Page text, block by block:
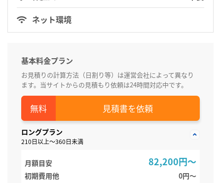
ネット環境
基本料金プラン
お見積りの計算方法（日割り等）は運営会社によって異なり
ます。当サイトからの見積もり依頼は24時間対応中です。
見積書を依頼
ロングプラン
210日以上～360日未満
月額目安 82,200円～
初期費用他
0円〜